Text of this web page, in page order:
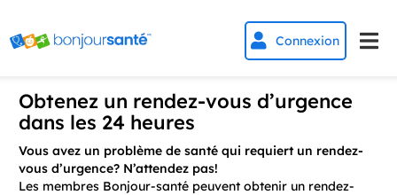
 Connexion 
Obtenez un rendez-vous d’urgence
dans les 24 heures
Vous avez un problème de santé qui requiert un rendez-
vous d’urgence? N’attendez pas!
Les membres Bonjour-santé peuvent obtenir un rendez-